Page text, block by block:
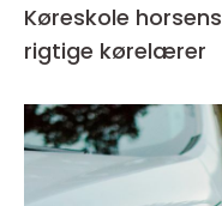
Køreskole horsens sådan vælger du den
rigtige kørelærer